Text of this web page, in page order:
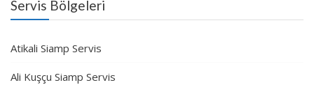
Servis Bölgeleri
Atikali Siamp Servis
Ali Kuşçu Siamp Servis